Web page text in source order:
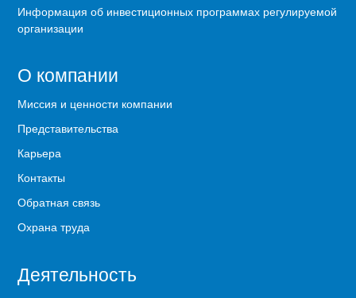
Информация об инвестиционных программах регулируемой
организации
О компании
Миссия и ценности компании
Представительства
Карьера
Контакты
Обратная связь
Охрана труда
Деятельность